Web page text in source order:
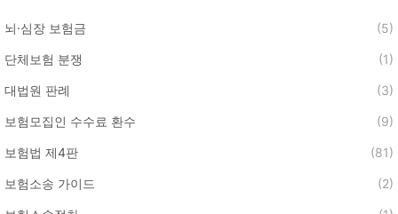
뇌·심장 보험금 (5)
단체보험 분쟁 (1)
대법원 판례 (3)
보험모집인 수수료 환수 (9)
보험법 제4판 (81)
보험소송 가이드 (2)